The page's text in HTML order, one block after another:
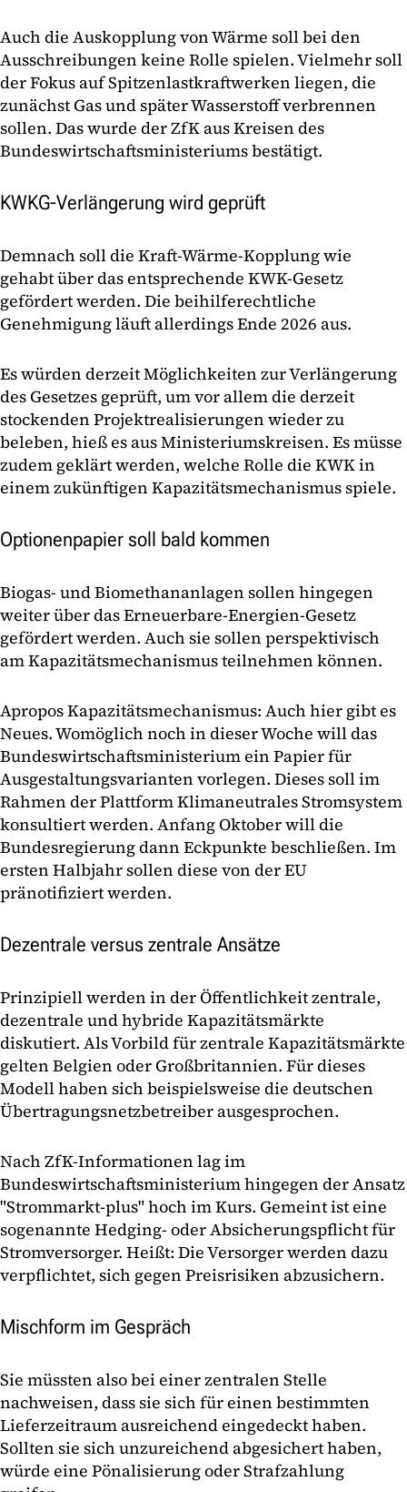
Auch die Auskopplung von Wärme soll bei den
Ausschreibungen keine Rolle spielen. Vielmehr soll
der Fokus auf Spitzenlastkraftwerken liegen, die
zunächst Gas und später Wasserstoff verbrennen
sollen. Das wurde der ZfK aus Kreisen des
Bundeswirtschaftsministeriums bestätigt.
KWKG-Verlängerung wird geprüft
Demnach soll die Kraft-Wärme-Kopplung wie
gehabt über das entsprechende KWK-Gesetz
gefördert werden. Die beihilferechtliche
Genehmigung läuft allerdings Ende 2026 aus.
Es würden derzeit Möglichkeiten zur Verlängerung
des Gesetzes geprüft, um vor allem die derzeit
stockenden Projektrealisierungen wieder zu
beleben, hieß es aus Ministeriumskreisen. Es müsse
zudem geklärt werden, welche Rolle die KWK in
einem zukünftigen Kapazitätsmechanismus spiele.
Optionenpapier soll bald kommen
Biogas- und Biomethananlagen sollen hingegen
weiter über das Erneuerbare-Energien-Gesetz
gefördert werden. Auch sie sollen perspektivisch
am Kapazitätsmechanismus teilnehmen können.
Apropos Kapazitätsmechanismus: Auch hier gibt es
Neues. Womöglich noch in dieser Woche will das
Bundeswirtschaftsministerium ein Papier für
Ausgestaltungsvarianten vorlegen. Dieses soll im
Rahmen der Plattform Klimaneutrales Stromsystem
konsultiert werden. Anfang Oktober will die
Bundesregierung dann Eckpunkte beschließen. Im
ersten Halbjahr sollen diese von der EU
pränotifiziert werden.
Dezentrale versus zentrale Ansätze
Prinzipiell werden in der Öffentlichkeit zentrale,
dezentrale und hybride Kapazitätsmärkte
diskutiert. Als Vorbild für zentrale Kapazitätsmärkte
gelten Belgien oder Großbritannien. Für dieses
Modell haben sich beispielsweise die deutschen
Übertragungsnetzbetreiber ausgesprochen.
Nach ZfK-Informationen lag im
Bundeswirtschaftsministerium hingegen der Ansatz
"Strommarkt-plus" hoch im Kurs. Gemeint ist eine
sogenannte Hedging- oder Absicherungspflicht für
Stromversorger. Heißt: Die Versorger werden dazu
verpflichtet, sich gegen Preisrisiken abzusichern.
Mischform im Gespräch
Sie müssten also bei einer zentralen Stelle
nachweisen, dass sie sich für einen bestimmten
Lieferzeitraum ausreichend eingedeckt haben.
Sollten sie sich unzureichend abgesichert haben,
würde eine Pönalisierung oder Strafzahlung